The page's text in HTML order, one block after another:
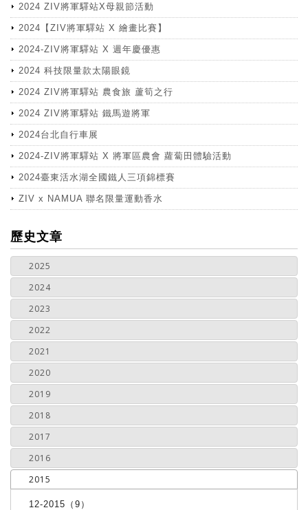
2024 ZIV將軍驛站X母親節活動
2024【ZIV將軍驛站 X 繪畫比賽】
2024-ZIV將軍驛站 X 週年慶優惠
2024 科技限量款太陽眼鏡
2024 ZIV將軍驛站 農食旅 蘆筍之行
2024 ZIV將軍驛站 鐵馬遊將軍
2024台北自行車展
2024-ZIV將軍驛站 X 將軍區農會 蘿蔔田體驗活動
2024臺東活水湖全國鐵人三項錦標賽
ZIV x NAMUA 聯名限量運動香水
more
歷史文章
2025
2024
2023
2022
2021
2020
2019
2018
2017
2016
2015
12-2015（9）